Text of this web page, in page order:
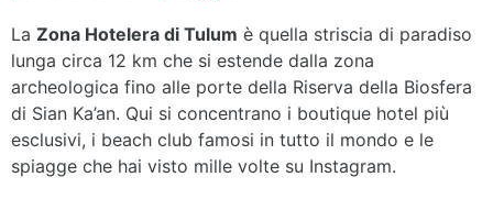
La Zona Hotelera di Tulum è quella striscia di paradiso
lunga circa 12 km che si estende dalla zona
archeologica fino alle porte della Riserva della Biosfera
di Sian Ka’an. Qui si concentrano i boutique hotel più
esclusivi, i beach club famosi in tutto il mondo e le
spiagge che hai visto mille volte su Instagram.